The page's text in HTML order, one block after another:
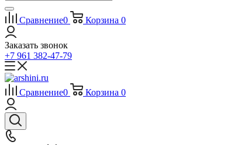
Сравнение0 Корзина 0
Заказать звонок
+7 961 382-47-79
Сравнение0 Корзина 0